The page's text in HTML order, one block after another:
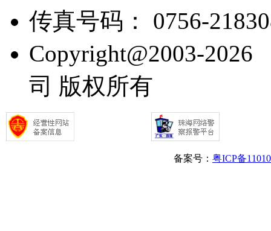
传真号码： 0756-
Copyright@2003-
司 版权所有
备案号： 粤ICP备